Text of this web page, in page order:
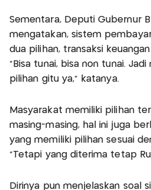
Sementara, Deputi Gubernur
mengatakan, sistem
dua pilihan, transaksi
"Bisa tunai, bisa non tunai.
pilihan gitu ya," katanya.
Masyarakat memiliki pilihan
masing-masing, hal ini juga
yang memiliki pilihan sesuai
"Tetapi yang diterima tetap
Dirinya pun menjelaskan soal